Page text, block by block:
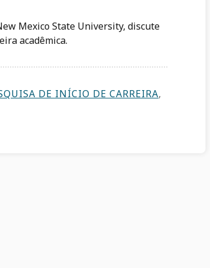
Mexico State University, discute
acadêmica.
DE INÍCIO DE CARREIRA,